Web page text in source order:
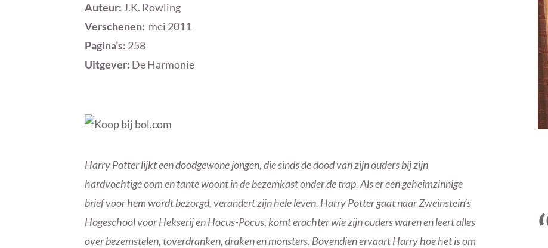
Auteur: J.K. Rowling
Verschenen: mei 2011
Pagina’s: 258
Uitgever: De Harmonie
Harry Potter lijkt een doodgewone jongen, die sinds de dood van zijn ouders bij zijn
hardvochtige oom en tante woont in de bezemkast onder de trap. Als er een geheimzinnige
brief voor hem wordt bezorgd, verandert zijn hele leven. Harry Potter gaat naar Zweinstein’s
Hogeschool voor Hekserij en Hocus-Pocus, komt erachter wie zijn ouders waren en leert alles
over bezemstelen, toverdranken, draken en monsters. Bovendien ervaart Harry hoe het is om